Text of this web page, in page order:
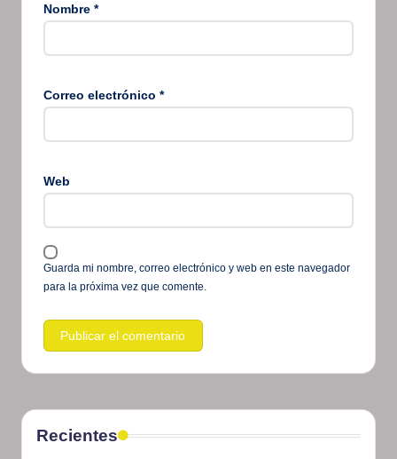
Nombre *
Correo electrónico *
Web
Guarda mi nombre, correo electrónico y web en este navegador
para la próxima vez que comente.
Recientes